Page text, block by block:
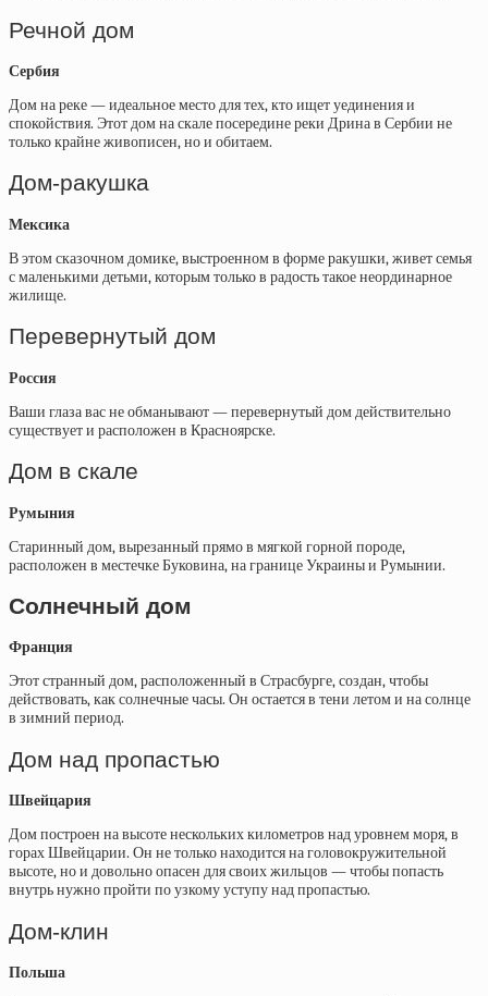
Речной дом
Сербия
Дом на реке — идеальное место для тех, кто ищет уединения и
спокойствия. Этот дом на скале посередине реки Дрина в Сербии не
только крайне живописен, но и обитаем.
Дом-ракушка
Мексика
В этом сказочном домике, выстроенном в форме ракушки, живет семья
с маленькими детьми, которым только в радость такое неординарное
жилище.
Перевернутый дом
Россия
Ваши глаза вас не обманывают — перевернутый дом действительно
существует и расположен в Красноярске.
Дом в скале
Румыния
Старинный дом, вырезанный прямо в мягкой горной породе,
расположен в местечке Буковина, на границе Украины и Румынии.
Солнечный дом
Франция
Этот странный дом, расположенный в Страсбурге, создан, чтобы
действовать, как солнечные часы. Он остается в тени летом и на солнце
в зимний период.
Дом над пропастью
Швейцария
Дом построен на высоте нескольких километров над уровнем моря, в
горах Швейцарии. Он не только находится на головокружительной
высоте, но и довольно опасен для своих жильцов — чтобы попасть
внутрь нужно пройти по узкому уступу над пропастью.
Дом-клин
Польша